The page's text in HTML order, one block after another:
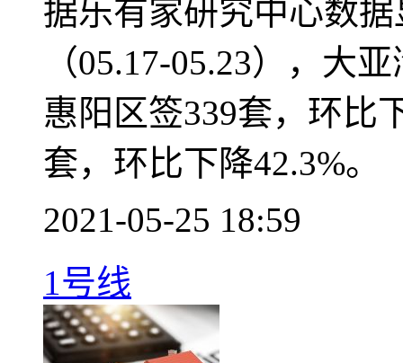
29.8%
据乐有家研究中心数
（05.17-05.23），大
惠阳区签339套，环比
套，环比下降42.3%。
2021-05-25 18:59